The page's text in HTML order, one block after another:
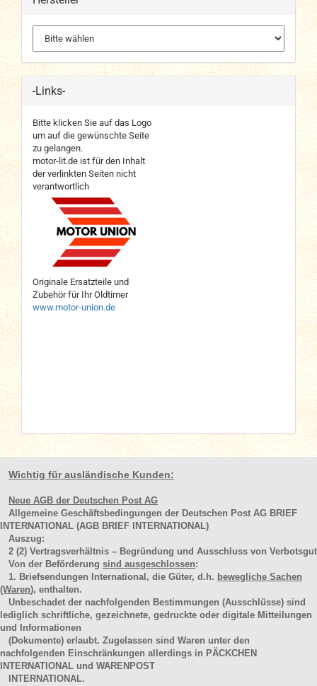
-Links-
Bitte klicken Sie auf das Logo
um auf die gewünschte Seite
zu gelangen.
motor-lit.de ist für den Inhalt
der verlinkten Seiten nicht
verantwortlich
Originale Ersatzteile und
Zubehör für Ihr Oldtimer
www.motor-union.de
Wichtig für ausländische Kunden:
Neue AGB der Deutschen Post AG
Allgemeine Geschäftsbedingungen der Deutschen Post AG BRIEF
INTERNATIONAL (AGB BRIEF INTERNATIONAL)
Auszug:
2 (2) Vertragsverhältnis – Begründung und Ausschluss von Verbotsgut
Von der Beförderung sind ausgeschlossen:
1. Briefsendungen International, die Güter, d.h. bewegliche Sachen
(Waren), enthalten.
Unbeschadet der nachfolgenden Bestimmungen (Ausschlüsse) sind
lediglich schriftliche, gezeichnete, gedruckte oder digitale Mitteilungen
und Informationen
(Dokumente) erlaubt. Zugelassen sind Waren unter den
nachfolgenden Einschränkungen allerdings in PÄCKCHEN
INTERNATIONAL und WARENPOST
INTERNATIONAL.